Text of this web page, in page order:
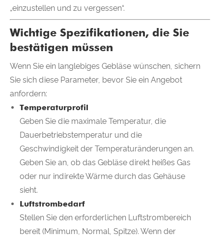
„einzustellen und zu vergessen“.
Wichtige Spezifikationen, die Sie
bestätigen müssen
Wenn Sie ein langlebiges Gebläse wünschen, sichern
Sie sich diese Parameter, bevor Sie ein Angebot
anfordern:
Temperaturprofil
Geben Sie die maximale Temperatur, die
Dauerbetriebstemperatur und die
Geschwindigkeit der Temperaturänderungen an.
Geben Sie an, ob das Gebläse direkt heißes Gas
oder nur indirekte Wärme durch das Gehäuse
sieht.
Luftstrombedarf
Stellen Sie den erforderlichen Luftstrombereich
bereit (Minimum, Normal, Spitze). Wenn der